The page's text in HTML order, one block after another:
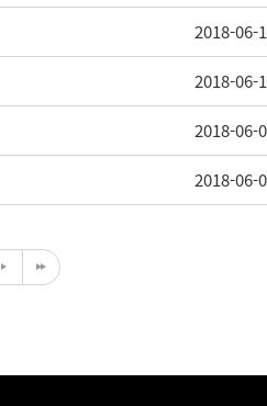
2018-06-
2018-06-
2018-06-
2018-06-